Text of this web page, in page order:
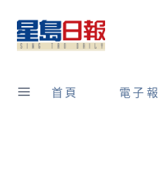
content
首頁 電子報